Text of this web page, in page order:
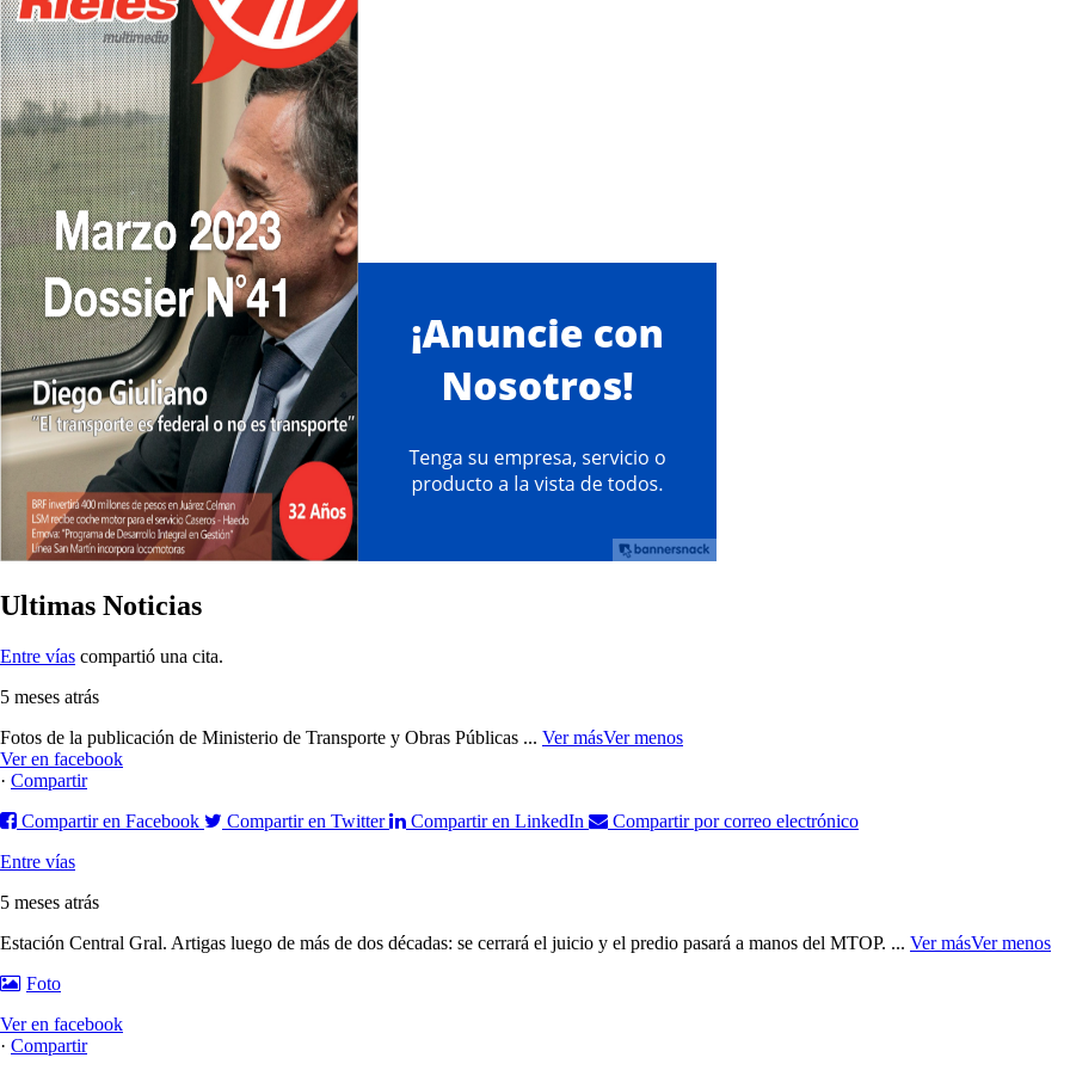
Ultimas Noticias
Entre vías compartió una cita.
5 meses atrás
Fotos de la publicación de Ministerio de Transporte y Obras Públicas ... Ver másVer menos
Ver en facebook
· Compartir
Compartir en Facebook
Compartir en Twitter Compartir en LinkedIn
Compartir por correo electrónico
Entre vías
5 meses atrás
Estación Central Gral. Artigas luego de más de dos décadas: se cerrará el juicio y el predio pasará a manos del MTOP. ... Ver másVer menos
Foto
Ver en facebook
· Compartir